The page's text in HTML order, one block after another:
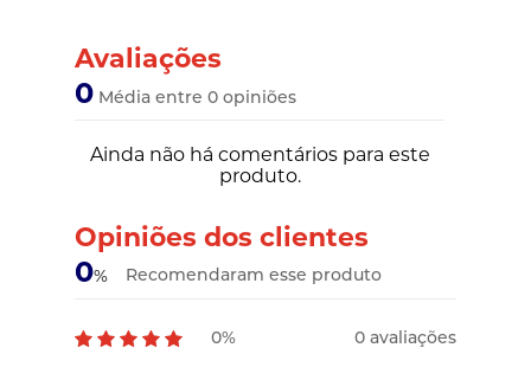
Avaliações
0 Média entre 0 opiniões
Ainda não há comentários para este
produto.
Opiniões dos clientes
0% Recomendaram esse produto
0% 0 avaliações